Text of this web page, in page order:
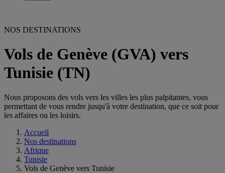
NOS DESTINATIONS
Vols de Genève (GVA) vers
Tunisie (TN)
Nous proposons des vols vers les villes les plus palpitantes, vous
permettant de vous rendre jusqu'à votre destination, que ce soit pour
les affaires ou les loisirs.
Accueil
Nos destinations
Afrique
Tunisie
Vols de Genève vers Tunisie